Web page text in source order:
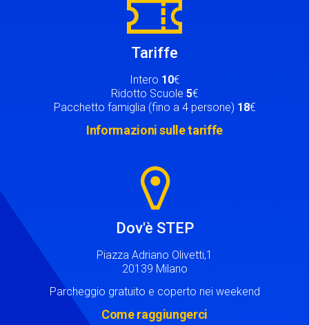
Tariffe
Intero 10€
Ridotto Scuole 5€
Pacchetto famiglia (fino a 4 persone) 18€
Informazioni sulle tariffe
Dov'è STEP
Piazza Adriano Olivetti,1
20139 Milano
Parcheggio gratuito e coperto nei weekend
Come raggiungerci